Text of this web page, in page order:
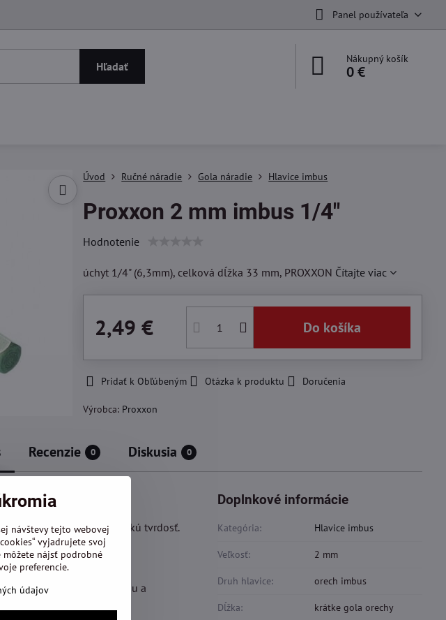
Panel používateľa
Hľadať
Nákupný košík
0 €
Úvod Ručné náradie Gola náradie Hlavice imbus
Proxxon 2 mm imbus 1/4"
Hodnotenie
úchyt 1/4" (6,3mm), celková dĺžka 33 mm, PROXXON Čítajte viac
2,49 € Do košíka
Pridať k Obľúbeným Otázka k produktu Doručenia
Výrobca: Proxxon
Recenzie 0 Diskusia 0
obsah uhlíka, zaručuje veľkú tvrdosť.
uchytenie račne.
pochrómované
chrómu, kremíka, mangánu a
Doplnkové informácie
Kategória: Hlavice imbus
Veľkosť: 2 mm
Druh hlavice: orech imbus
Dĺžka: krátke gola orechy
návštevy tejto webovej
vyjadrujete svoj
môžete nájsť podrobné
preferencie.
údajov